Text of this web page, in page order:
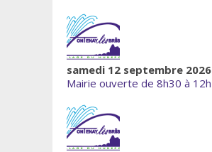
samedi 12 septembre 2026
Mairie ouverte de 8h30 à 12h